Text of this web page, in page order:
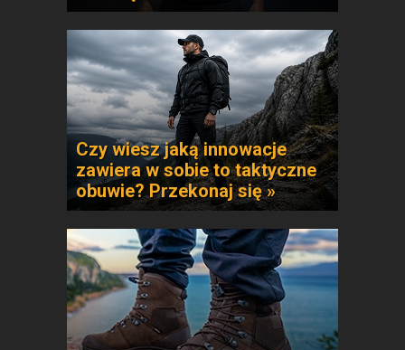
Czy wiesz jaką innowacje
zawiera w sobie to taktyczne
obuwie? Przekonaj się »